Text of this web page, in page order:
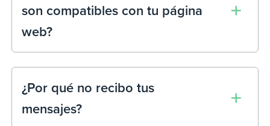
son compatibles con tu página
web?
Los navegadores recomendados incluyen
Google Chrome, Microsoft Edge, Safari y
Firefox. Para móviles, recomendamos iPhone
(iOS 10 o posterior) y Android (versión 5.0 y
posteriores).
¿Por qué no recibo tus
mensajes?